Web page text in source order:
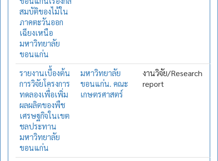
สมบัติของไม้ใน
ภาคตะวันออก
เฉียงเหนือ
มหาวิทยาลัย
ขอนแก่น
รายงานเบื้องต้น
การวิจัยโครงการ
ทดลองเพื่อเพิ่ม
ผลผลิตของพืช
เศรษฐกิจในเขต
ชลประทาน
มหาวิทยาลัย
ขอนแก่น
มหาวิทยาลัย
ขอนแก่น. คณะ
เกษตรศาสตร์
งานวิจัย/Research
report